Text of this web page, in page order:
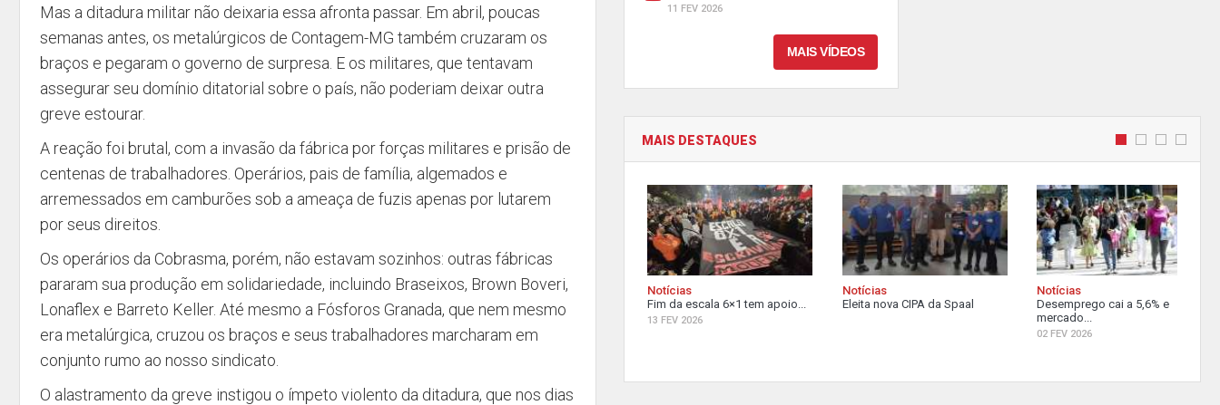
Mas a ditadura militar não deixaria essa afronta passar. Em abril, poucas
semanas antes, os metalúrgicos de Contagem-MG também cruzaram os
braços e pegaram o governo de surpresa. E os militares, que tentavam
assegurar seu domínio ditatorial sobre o país, não poderiam deixar outra
greve estourar.
A reação foi brutal, com a invasão da fábrica por forças militares e prisão de
centenas de trabalhadores. Operários, pais de família, algemados e
arremessados em camburões sob a ameaça de fuzis apenas por lutarem
por seus direitos.
Os operários da Cobrasma, porém, não estavam sozinhos: outras fábricas
pararam sua produção em solidariedade, incluindo Braseixos, Brown Boveri,
Lonaflex e Barreto Keller. Até mesmo a Fósforos Granada, que nem mesmo
era metalúrgica, cruzou os braços e seus trabalhadores marcharam em
conjunto rumo ao nosso sindicato.
O alastramento da greve instigou o ímpeto violento da ditadura, que nos dias
11 FEV 2026
MAIS VÍDEOS
MAIS DESTAQUES
Notícias
Fim da escala 6×1 tem apoio...
13 FEV 2026
Notícias
Eleita nova CIPA da Spaal
Notícias
Desemprego cai a 5,6% e
mercado...
02 FEV 2026